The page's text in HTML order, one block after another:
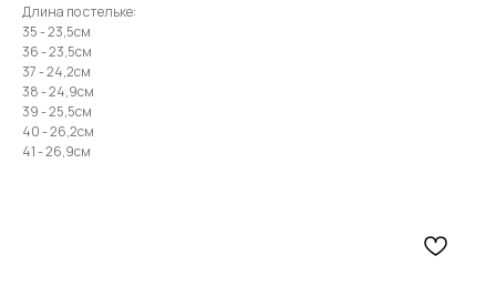
Нажимая на кнопку, вы даете согласие на обработку своих
персональных данных согласно 152-ФЗ.
Длина по стельке:
35 - 23,5см
36 - 23,5см
37 - 24,2см
38 - 24,9см
39 - 25,5см
40 - 26,2см
41 - 26,9см